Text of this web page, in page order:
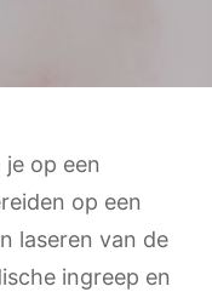
op een
op een
laseren van de
ingreep en